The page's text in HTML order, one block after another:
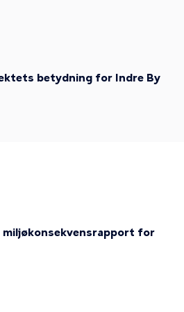
betydning for Indre By
miljøkonsekvensrapport for